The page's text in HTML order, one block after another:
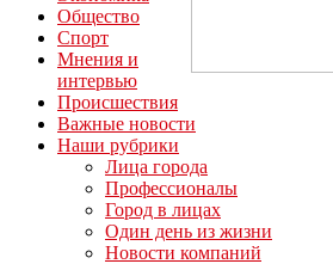
Общество
Спорт
Мнения и
интервью
Происшествия
Важные новости
Наши рубрики
Лица города
Профессионалы
Город в лицах
Один день из жизни
Новости компаний